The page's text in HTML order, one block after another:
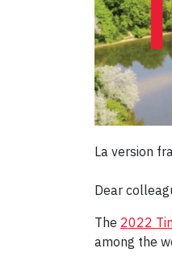
La version
Dear
The 2022
among the